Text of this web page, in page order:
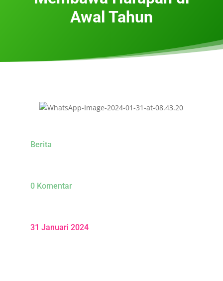
Awal Tahun
Berita
0 Komentar
31 Januari 2024